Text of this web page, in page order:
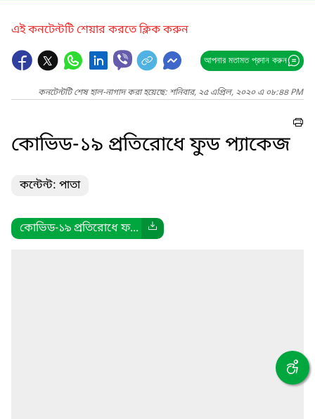
এই কনটেন্টটি শেয়ার করতে ক্লিক করুন
আপনার মতামত প্রদান করুন
কনটেন্টটি শেষ হাল-নাগাদ করা হয়েছে: শনিবার, ২৫ এপ্রিল, ২০২০ এ ০৮:৪৪ PM
কোভিড-১৯ প্রতিরোধে ফুড প্যাকেজ
কন্টেন্ট: পাতা
কোভিড-১৯ প্রতিরোধে ফ...